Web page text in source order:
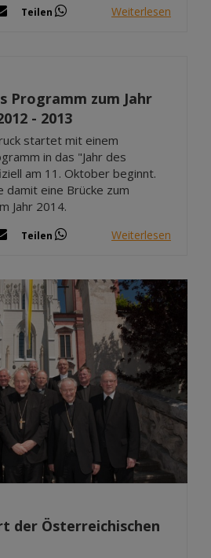
Teilen Weiterlesen
Programm zum Jahr
- 2013
startet mit einem
in das "Jahr des
am 11. Oktober beginnt.
damit eine Brücke zum
Jahr 2014.
Teilen Weiterlesen
der Österreichischen